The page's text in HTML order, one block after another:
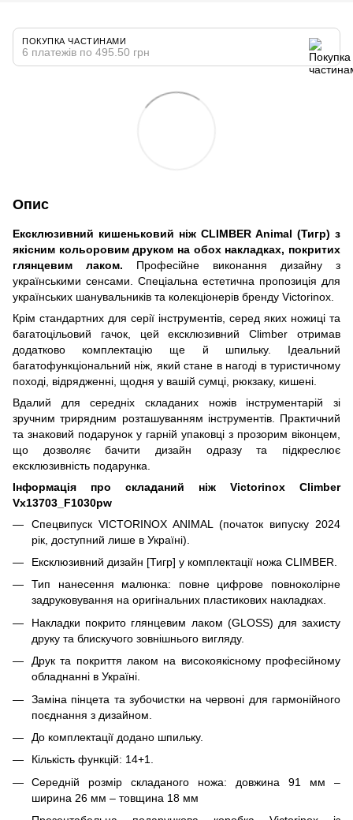
ПОКУПКА ЧАСТИНАМИ
6 платежів по 495.50 грн
Опис
Ексклюзивний кишеньковий ніж CLIMBER Animal (Тигр) з
якісним кольоровим друком на обох накладках, покритих
глянцевим лаком. Професійне виконання дизайну з
українськими сенсами. Спеціальна естетична пропозиція для
українських шанувальників та колекціонерів бренду Victorinox.
Крім стандартних для серії інструментів, серед яких ножиці та
багатоцільовий гачок, цей ексклюзивний Climber отримав
додатково комплектацію ще й шпильку. Ідеальний
багатофункціональний ніж, який стане в нагоді в туристичному
поході, відрядженні, щодня у вашій сумці, рюкзаку, кишені.
Вдалий для середніх складаних ножів інструментарій зі
зручним трирядним розташуванням інструментів. Практичний
та знаковий подарунок у гарній упаковці з прозорим віконцем,
що дозволяє бачити дизайн одразу та підкреслює
ексклюзивність подарунка.
Інформація про складаний ніж Victorinox Climber
Vx13703_F1030pw
Спецвипуск VICTORINOX ANIMAL (початок випуску 2024
рік, доступний лише в Україні).
Ексклюзивний дизайн [Тигр] у комплектації ножа CLIMBER.
Тип нанесення малюнка: повне цифрове повноколірне
задруковування на оригінальних пластикових накладках.
Накладки покрито глянцевим лаком (GLOSS) для захисту
друку та блискучого зовнішнього вигляду.
Друк та покриття лаком на високоякісному професійному
обладнанні в Україні.
Заміна пінцета та зубочистки на червоні для гармонійного
поєднання з дизайном.
До комплектації додано шпильку.
Кількість функцій: 14+1.
Середній розмір складаного ножа: довжина 91 мм –
ширина 26 мм – товщина 18 мм